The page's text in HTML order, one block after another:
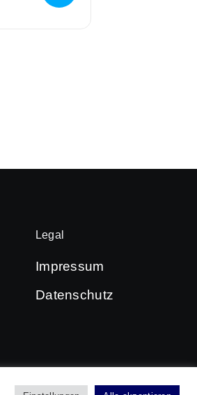
Legal
Impressum
Datenschutz